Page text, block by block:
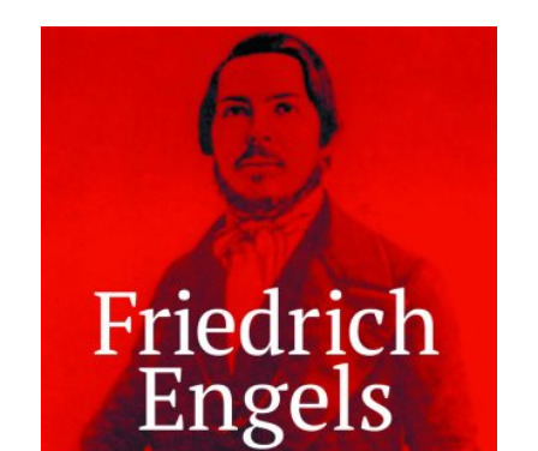
oli:
36,00 €.
on:
14,90 €.